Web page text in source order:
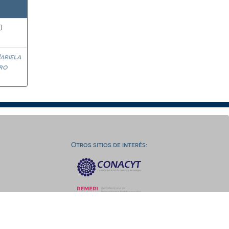
Otros sitios de interés: